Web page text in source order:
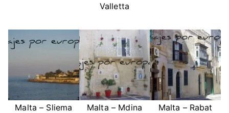
Valletta
Malta – Sliema Malta – Mdina Malta – Rabat